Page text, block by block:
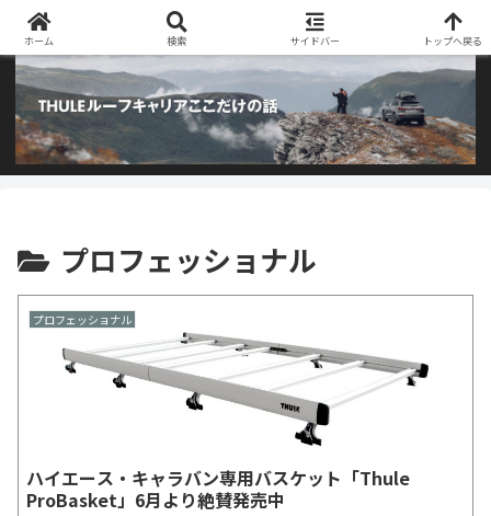
阿部商会取り扱いのTHULEルーフキャリアとアウトドア用品のブログです
プロフェッショナル
プロフェッショナル
ハイエース・キャラバン専用バスケット「Thule
ProBasket」6月より絶賛発売中
ホーム 検索 サイドバー トップへ戻る